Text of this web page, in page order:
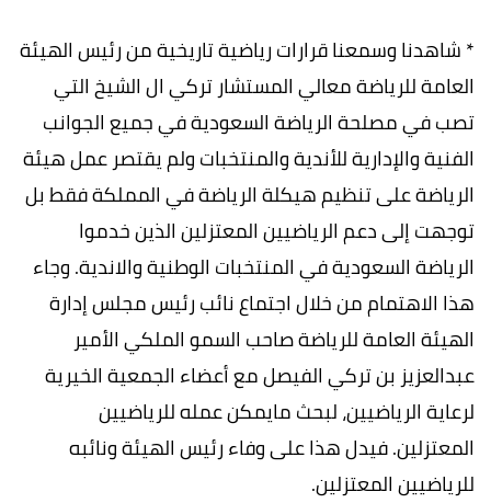
* شاهدنا وسمعنا قرارات رياضية تاريخية من رئيس الهيئة
العامة للرياضة معالي المستشار تركي ال الشيخ التي
تصب في مصلحة الرياضة السعودية في جميع الجوانب
الفنية والإدارية للأندية والمنتخبات ولم يقتصر عمل هيئة
الرياضة على تنظيم هيكلة الرياضة في المملكة فقط بل
توجهت إلى دعم الرياضيين المعتزلين الذين خدموا
الرياضة السعودية في المنتخبات الوطنية والاندية. وجاء
هذا الاهتمام من خلال اجتماع نائب رئيس مجلس إدارة
الهيئة العامة للرياضة صاحب السمو الملكي الأمير
عبدالعزيز بن تركي الفيصل مع أعضاء الجمعية الخيرية
لرعاية الرياضيين، لبحث مايمكن عمله للرياضيين
المعتزلين. فيدل هذا على وفاء رئيس الهيئة ونائبه
للرياضيين المعتزلين.